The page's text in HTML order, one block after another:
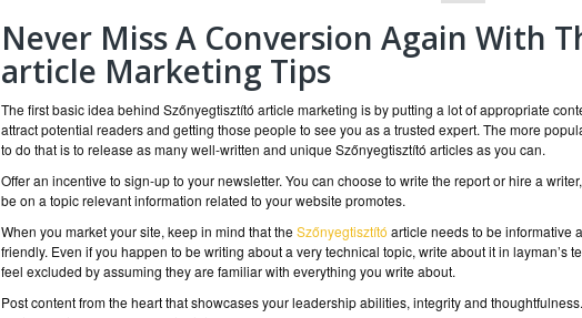
Never Miss A Conversion Again With
article Marketing Tips
The first basic idea behind Szőnyegtisztító article marketing is by putting a lot of appropriate
attract potential readers and getting those people to see you as a trusted expert. The more
to do that is to release as many well-written and unique Szőnyegtisztító articles as you can.
Offer an incentive to sign-up to your newsletter. You can choose to write the report or hire a
be on a topic relevant information related to your website promotes.
When you market your site, keep in mind that theSzőnyegtisztító article needs to be informative
friendly. Even if you happen to be writing about a very technical topic, write about it in layman’s
feel excluded by assuming they are familiar with everything you write about.
Post content from the heart that showcases your leadership abilities, integrity and